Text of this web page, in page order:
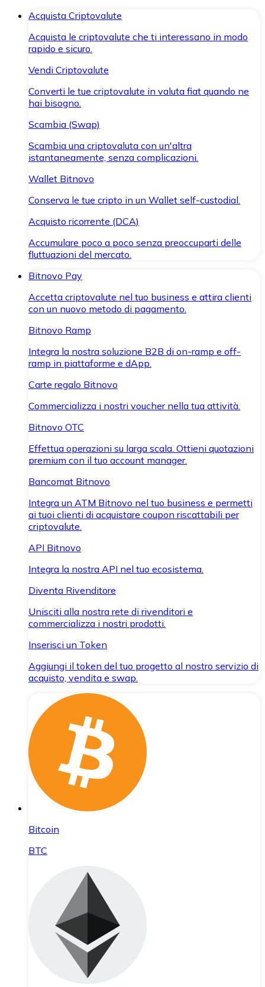
Acquista Criptovalute
Acquista le criptovalute che ti interessano in modo
rapido e sicuro.
Vendi Criptovalute
Converti le tue criptovalute in valuta fiat quando ne
hai bisogno.
Scambia (Swap)
Scambia una criptovaluta con un'altra
istantaneamente, senza complicazioni.
Wallet Bitnovo
Conserva le tue cripto in un Wallet self-custodial.
Acquisto ricorrente (DCA)
Accumulare poco a poco senza preoccuparti delle
fluttuazioni del mercato.
Bitnovo Pay
Accetta criptovalute nel tuo business e attira clienti
con un nuovo metodo di pagamento.
Bitnovo Ramp
Integra la nostra soluzione B2B di on-ramp e off-
ramp in piattaforme e dApp.
Carte regalo Bitnovo
Commercializza i nostri voucher nella tua attività.
Bitnovo OTC
Effettua operazioni su larga scala. Ottieni quotazioni
premium con il tuo account manager.
Bancomat Bitnovo
Integra un ATM Bitnovo nel tuo business e permetti
ai tuoi clienti di acquistare coupon riscattabili per
criptovalute.
API Bitnovo
Integra la nostra API nel tuo ecosistema.
Diventa Rivenditore
Unisciti alla nostra rete di rivenditori e
commercializza i nostri prodotti.
Inserisci un Token
Aggiungi il token del tuo progetto al nostro servizio di
acquisto, vendita e swap.
Bitcoin
BTC